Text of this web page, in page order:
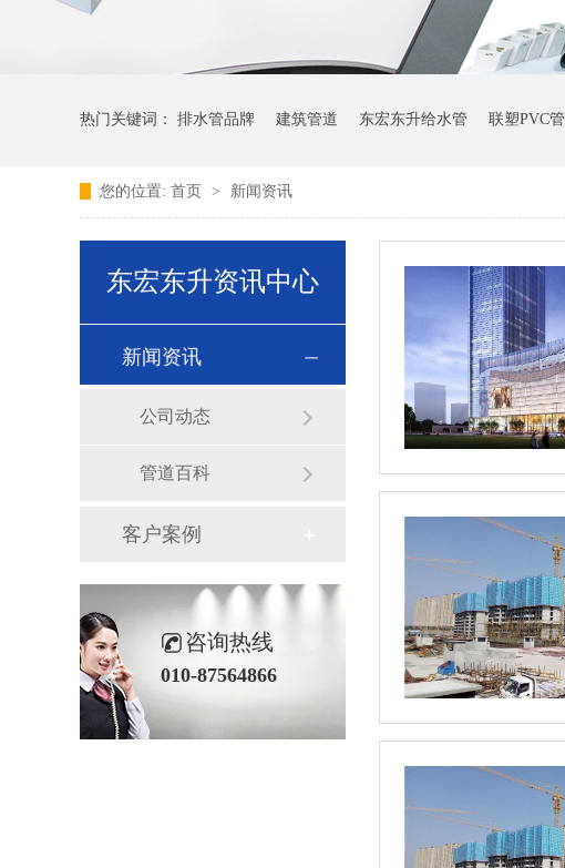
热门关键词： 排水管品牌 建筑管道 东宏东升给水管 联塑PVC管
您的位置: 首页 > 新闻资讯
东宏东升资讯中心
新闻资讯
公司动态
管道百科
客户案例
咨询热线
010-87564866